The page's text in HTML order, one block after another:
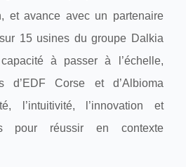
et avance avec un partenaire
15 usines du groupe Dalkia
à passer à l’échelle,
d’EDF Corse et d’Albioma
l’intuitivité, l’innovation et
pour réussir en contexte